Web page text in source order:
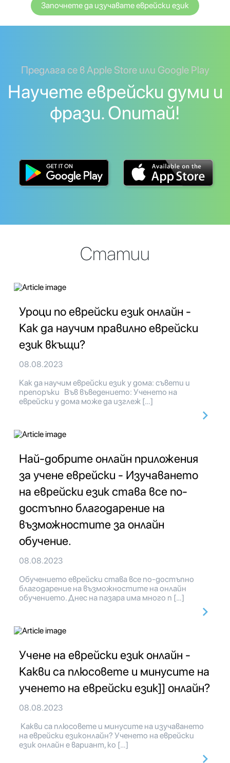
Започнете да изучавате еврейски език
Предлага се в Apple Store или Google Play
Научете еврейски думи и
фрази. Опитай!
Статии
Уроци по еврейски език онлайн -
Как да научим правилно еврейски
език вкъщи?
08.08.2023
Как да научим еврейски език у дома: съвети и
препоръки Във въведението: Ученето на
еврейски у дома може да изглеж […]
Най-добрите онлайн приложения
за учене еврейски - Изучаването
на еврейски език става все по-
достъпно благодарение на
възможностите за онлайн
обучение.
08.08.2023
Обучението еврейски става все по-достъпно
благодарение на възможностите на онлайн
обучението. Днес на пазара има много п […]
Учене на еврейски език онлайн -
Какви са плюсовете и минусите на
ученето на еврейски език]] онлайн?
08.08.2023
Какви са плюсовете и минусите на изучаването
на еврейски езиконлайн? Ученето на еврейски
език онлайн е вариант, ко […]